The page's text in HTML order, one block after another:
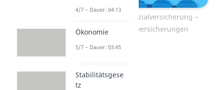
Die 5 Säulen der Sozialversicherung –
Übersicht Sozialversicherungen
4/7 – Dauer: 04:13
Ökonomie
5/7 – Dauer: 03:45
Stabilitätsgese
tz